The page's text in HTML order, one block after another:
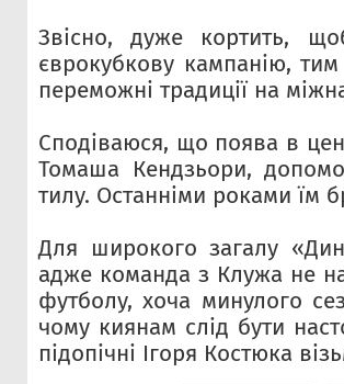
Звісно, дуже кортить,
єврокубкову кампанію,
переможні традиції на
Сподіваюся, що поява в
Томаша Кендзьори,
тилу. Останніми роками їм
Для широкого загалу
адже команда з Клужа не
футболу, хоча минулого
чому киянам слід бути
підопічні Ігоря Костюка